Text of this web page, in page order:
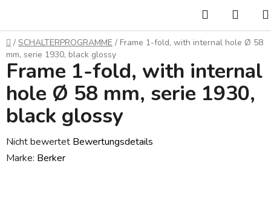
springen
Suchen
Startseite
/ SCHALTERPROGRAMME / Frame 1-fold, with internal hole Ø 58
mm, serie 1930, black glossy
Frame 1-fold, with internal
hole Ø 58 mm, serie 1930,
black glossy
Die
durchschnittliche
Nicht bewertet Bewertungsdetails
Marke: Berker